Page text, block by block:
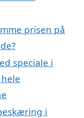
prisen på
speciale i
i